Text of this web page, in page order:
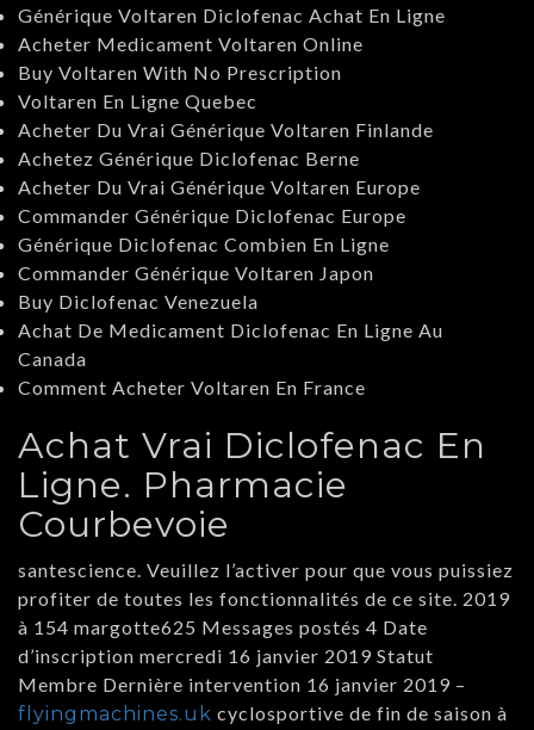
Générique Voltaren Diclofenac Achat En Ligne
Acheter Medicament Voltaren Online
Buy Voltaren With No Prescription
Voltaren En Ligne Quebec
Acheter Du Vrai Générique Voltaren Finlande
Achetez Générique Diclofenac Berne
Acheter Du Vrai Générique Voltaren Europe
Commander Générique Diclofenac Europe
Générique Diclofenac Combien En Ligne
Commander Générique Voltaren Japon
Buy Diclofenac Venezuela
Achat De Medicament Diclofenac En Ligne Au
Canada
Comment Acheter Voltaren En France
Achat Vrai Diclofenac En
Ligne. Pharmacie
Courbevoie
santescience. Veuillez l’activer pour que vous puissiez
profiter de toutes les fonctionnalités de ce site. 2019
à 154 margotte625 Messages postés 4 Date
d’inscription mercredi 16 janvier 2019 Statut
Membre Dernière intervention 16 janvier 2019 –
flyingmachines.uk cyclosportive de fin de saison à